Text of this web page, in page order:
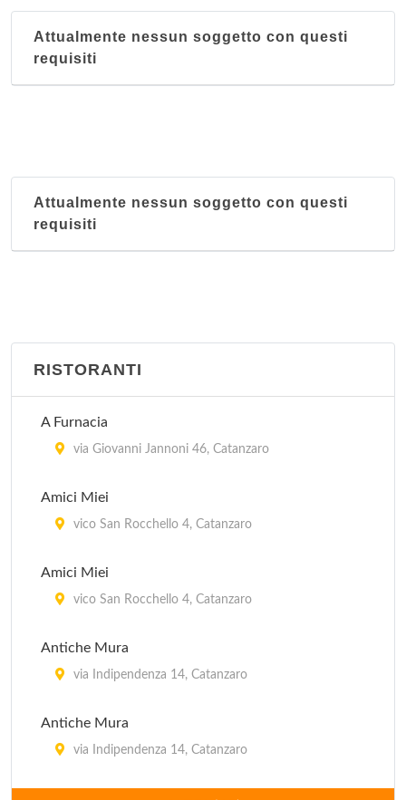
Attualmente nessun soggetto con questi
requisiti
Attualmente nessun soggetto con questi
requisiti
RISTORANTI
A Furnacia
via Giovanni Jannoni 46, Catanzaro
Amici Miei
vico San Rocchello 4, Catanzaro
Amici Miei
vico San Rocchello 4, Catanzaro
Antiche Mura
via Indipendenza 14, Catanzaro
Antiche Mura
via Indipendenza 14, Catanzaro